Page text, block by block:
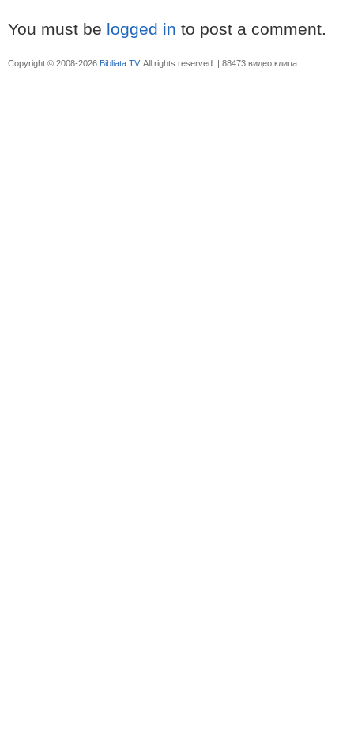
You must be logged in to post a comment.
Copyright © 2008-2026 Bibliata.TV. All rights reserved. | 88473 видео клипа